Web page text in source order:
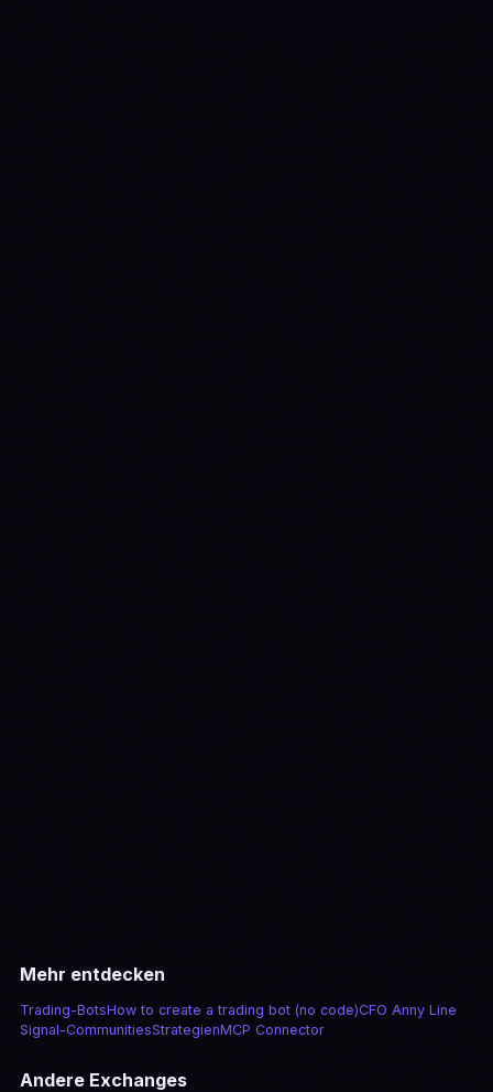
Mehr entdecken
Trading-BotsHow to create a trading bot (no code)CFO Anny Line
Signal-CommunitiesStrategienMCP Connector
Andere Exchanges